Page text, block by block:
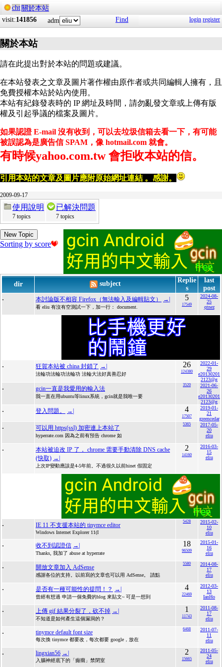
cht 關於本站
visit:141856 adm Find login register
關於本站
請在此提出對於本站的問題或建議。
在本站發表之文章及圖片著作權由原作者或共同編輯人擁有，且
免費授權本站於站內使用。
本站有紀錄發表時的 IP 網址及時間，請勿亂發文章或上傳有版
權及引起爭議的檔案及圖片。
如果認證 E-mail 沒有收到，可以去垃圾信箱去看一下，有可能
被誤認為是廣告信 SPAM，像 hotmail.com 就會。
有時候yahoo.com.tw 會拒收本站的信。
引用本站的文章及圖片應附原始網址連結 。感謝。
2009-09-17
使用說明
7 topics
已解決問題
7 topics
New Topic
Sorting by score
dir subject
Replie
s
last
post
. 本討論版不相容 Firefox（無法輸入及編輯貼文） →|
看 eliu 有沒有空測試一下，加一行： document.
5
17549
2024-08-
25
qtnez
. 狂賀本站被 china 封鎖了 →|
法輪功法輪功法輪功 法輪大法好真善忍好
26
124380
2022-01-
29
e20130201
2123@g
. gcin一直是我愛用的輸入法
我一直在用ubuntu等linux系統，gcin就是我唯一要
3520
2021-06-
26
e20130201
2123@g
. 登入問題。 →| 4
17507
2019-01-
21
greencedar
. 可以用 https(ssl) 加密連上本站了
hyperrate.com 因為之前有預告 chrome 如
5365
2017-05-
20
eliu
.
本站被迫改 IP 了， chrome 需要手動清除 DNS cache
(快取) →|
上次IP變動應該是4-5年前。不過很久以前hinet 假固定
2
14160
2016-03-
15
eliu
. IE 11 不支援本站的 tinymce editor
Windows Internet Explorer 11(I
5428
2015-02-
10
eliu
. 收不到認證信 →|
Thanks, 我加了 abuse at hyperrate
18
96509
2015-01-
16
eliu
. 開放文章加入 AdSense
感謝各位的支持。以前寫的文章也可以用 AdSense。 請點
5580
2014-08-
17
eliu
. 是否有一種可能性的提問！？ →|
曾經有想過 申請一個免費的blog 來貼文~ 可是一想到
4
22469
2012-03-
13
IanHo
. 上傳 gif 結果分裂了，砍不掉 →|
不知道是如何產生這個漏洞的？
1
11743
2011-08-
17
eliu
. tinymce default font size
每次換 tinymce 都要改，每次都要 google，放在
6468
2011-07-
11
eliu
. lingxian56 →|
入腦神經底下的「癲癇」禁閉室
2
15665
2011-05-
24
eliu